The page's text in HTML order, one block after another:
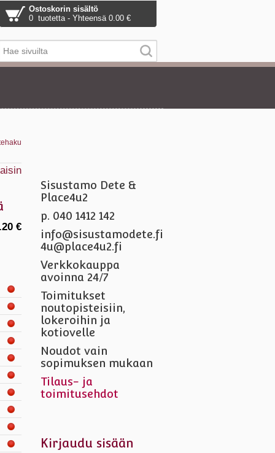
Ostoskorin sisältö
0 tuotetta - Yhteensä 0.00 €
€
Sisustamo Dete &
Place4u2
p. 040 1412 142
info@sisustamodete.fi
4u@place4u2.fi
Verkkokauppa
avoinna 24/7
Toimitukset
noutopisteisiin,
lokeroihin ja
kotiovelle
Noudot vain
sopimuksen mukaan
Tilaus- ja
toimitusehdot
Kirjaudu sisään